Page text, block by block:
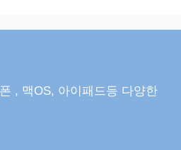
, 맥OS, 아이패드등 다양한